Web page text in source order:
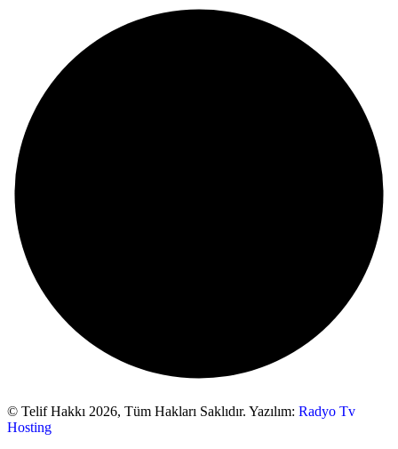
© Telif Hakkı 2026, Tüm Hakları Saklıdır. Yazılım: Radyo Tv
Hosting